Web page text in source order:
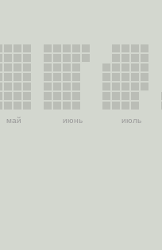
май июнь июль